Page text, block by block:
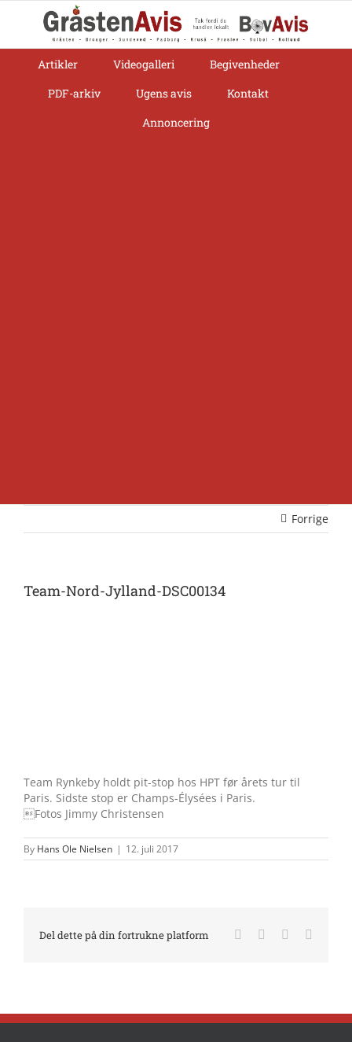
Artikler
Videogalleri
Begivenheder
PDF-arkiv
Ugens avis
Kontakt
Annoncering
Forrige
Team-Nord-Jylland-DSC00134
Team Rynkeby holdt pit-stop hos HPT før årets tur til
Paris. Sidste stop er Champs-Élysées i Paris.
Fotos Jimmy Christensen
By Hans Ole Nielsen | 12. juli 2017
Del dette på din fortrukne platform Facebook LinkedIn